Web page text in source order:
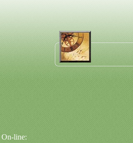
On-line: